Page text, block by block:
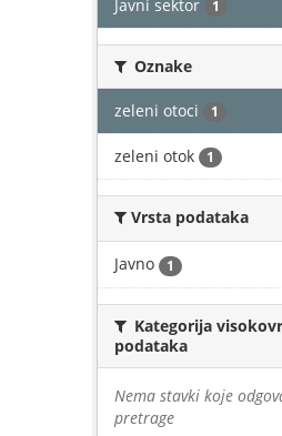
Javni sektor 1
Oznake
zeleni otoci 1
zeleni otok 1
Vrsta podataka
Javno 1
Kategorija
podataka
Nema stavki koje
pretrage